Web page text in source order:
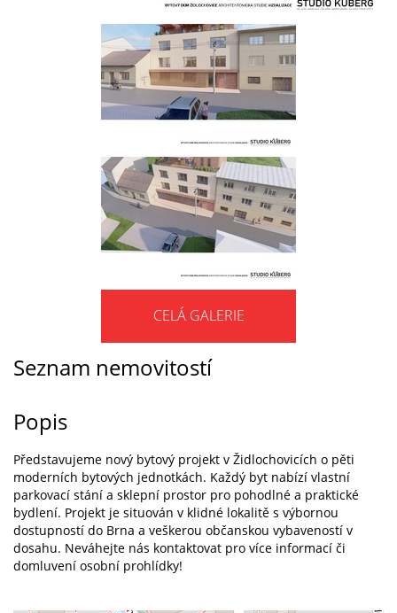
CELÁ GALERIE
Seznam nemovitostí
Popis
Představujeme nový bytový projekt v Židlochovicích o pěti
moderních bytových jednotkách. Každý byt nabízí vlastní
parkovací stání a sklepní prostor pro pohodlné a praktické
bydlení. Projekt je situován v klidné lokalitě s výbornou
dostupností do Brna a veškerou občanskou vybaveností v
dosahu. Neváhejte nás kontaktovat pro více informací či
domluvení osobní prohlídky!